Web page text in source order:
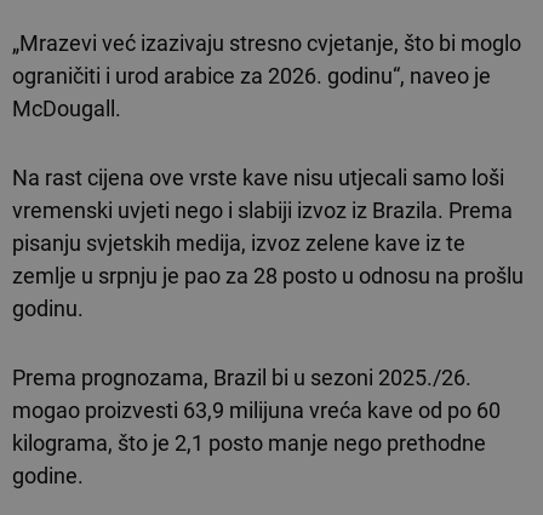
„Mrazevi već izazivaju stresno cvjetanje, što bi moglo
ograničiti i urod arabice za 2026. godinu“, naveo je
McDougall.
Na rast cijena ove vrste kave nisu utjecali samo loši
vremenski uvjeti nego i slabiji izvoz iz Brazila. Prema
pisanju svjetskih medija, izvoz zelene kave iz te
zemlje u srpnju je pao za 28 posto u odnosu na prošlu
godinu.
Prema prognozama, Brazil bi u sezoni 2025./26.
mogao proizvesti 63,9 milijuna vreća kave od po 60
kilograma, što je 2,1 posto manje nego prethodne
godine.